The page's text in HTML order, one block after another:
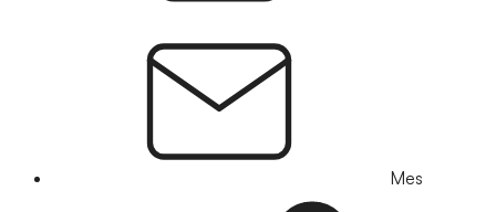
Mes